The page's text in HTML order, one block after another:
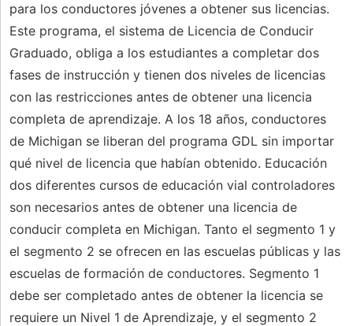
para los conductores jóvenes a obtener sus licencias.
Este programa, el sistema de Licencia de Conducir
Graduado, obliga a los estudiantes a completar dos
fases de instrucción y tienen dos niveles de licencias
con las restricciones antes de obtener una licencia
completa de aprendizaje. A los 18 años, conductores
de Michigan se liberan del programa GDL sin importar
qué nivel de licencia que habían obtenido. Educación
dos diferentes cursos de educación vial controladores
son necesarios antes de obtener una licencia de
conducir completa en Michigan. Tanto el segmento 1 y
el segmento 2 se ofrecen en las escuelas públicas y las
escuelas de formación de conductores. Segmento 1
debe ser completado antes de obtener la licencia se
requiere un Nivel 1 de Aprendizaje, y el segmento 2